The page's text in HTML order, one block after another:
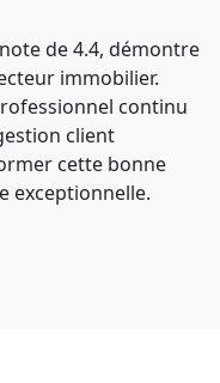
de 4.4, démontre
immobilier.
continu
client
cette bonne
exceptionnelle.